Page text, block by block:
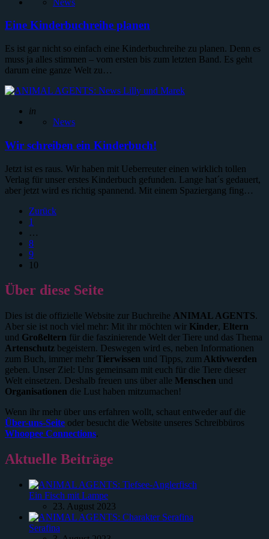
Eine Kinderbuchreihe planen
Es ist gar nicht so einfach eine Kinderbuchreihe zu planen. Denn es
muss ja alles stimmen – vom ersten bis zum letzten Band. Es geht
darum eine ganze Welt zu…
Geschrieben
in
News
Wir schreiben ein Kinderbuch!
Jetzt ist es raus. Wir haben mit Ueberreuter einen wirklich tollen
Verlag für unser erstes Kinderbuch gefunden. Lange hat´s gedauert,
aber jetzt wird es richtig spannend. Mit einem Spaziergang fing…
Seitennummerierung
der
Beiträge
Zurück
1
…
8
9
10
Über diese Seite
Dies ist die offizielle Website zur Buchreihe ANIMAL AGENTS.
Aber sie ist noch viel mehr: Mit ihr möchten wir Kinder, Eltern
und Großeltern für die faszinierende Welt der Tiere und das Thema
Artenschutz begeistern. Deswegen wird es, neben Informationen
zum Buch, immer mehr Tierwissen und Tipps, zum Aktivwerden
geben. Unser Ziel: Uns gemeinsam mit euch für die Tiere dieser
Welt einsetzen. Deshalb freuen uns über alle Menschen und
Organisationen die Lust haben mitzumachen!
Wenn ihr mehr über uns erfahren wollt, schaut entweder auf die
Über-uns-Seite oder besucht die Website unseres Schreibbüros
Whoopee Connections.
Aktuelle Beiträge
Ein Fisch mit Lampe
23. August 2023
Serafina